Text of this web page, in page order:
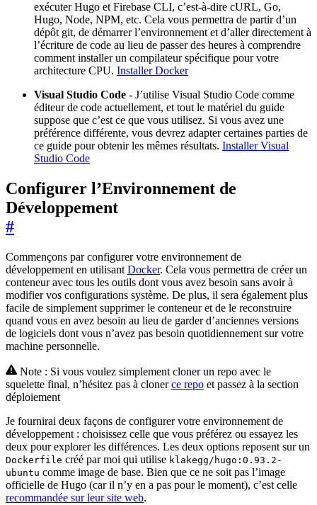
exécuter Hugo et Firebase CLI, c’est-à-dire cURL, Go,
Hugo, Node, NPM, etc. Cela vous permettra de partir d’un
dépôt git, de démarrer l’environnement et d’aller directement à
l’écriture de code au lieu de passer des heures à comprendre
comment installer un compilateur spécifique pour votre
architecture CPU. Installer Docker
Visual Studio Code - J’utilise Visual Studio Code comme
éditeur de code actuellement, et tout le matériel du guide
suppose que c’est ce que vous utilisez. Si vous avez une
préférence différente, vous devrez adapter certaines parties de
ce guide pour obtenir les mêmes résultats. Installer Visual
Studio Code
Configurer l’Environnement de
Développement
#
Commençons par configurer votre environnement de
développement en utilisant Docker. Cela vous permettra de créer un
conteneur avec tous les outils dont vous avez besoin sans avoir à
modifier vos configurations système. De plus, il sera également plus
facile de simplement supprimer le conteneur et de le reconstruire
quand vous en avez besoin au lieu de garder d’anciennes versions
de logiciels dont vous n’avez pas besoin quotidiennement sur votre
machine personnelle.
Note : Si vous voulez simplement cloner un repo avec le
squelette final, n’hésitez pas à clonerce repo et passez à la section
déploiement
Je fournirai deux façons de configurer votre environnement de
développement : choisissez celle que vous préférez ou essayez les
deux pour explorer les différences. Les deux options reposent sur un
Dockerfile créé par moi qui utilise klakegg/hugo:0.93.2-
ubuntu comme image de base. Bien que ce ne soit pas l’image
officielle de Hugo (car il n’y en a pas pour le moment), c’est celle
recommandée sur leur site web.